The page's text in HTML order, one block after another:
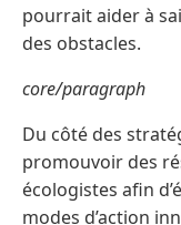
pourrait aider à
des obstacles.
core/paragraph
Du côté des
promouvoir des
écologistes afin
modes d’action